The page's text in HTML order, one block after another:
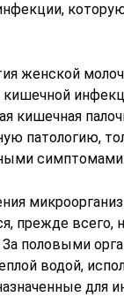
женской
кишечная
патологию,
симптомами.
прежде всего,
За половыми
водой,
для